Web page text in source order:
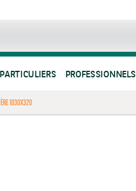
PARTICULIERS PROFESSIONNELS
1030X320